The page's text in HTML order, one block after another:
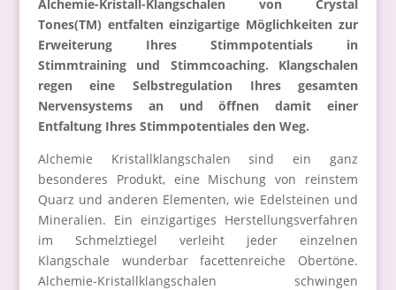
Alchemie-Kristall-Klangschalen von Crystal
Tones(TM) entfalten einzigartige Möglichkeiten zur
Erweiterung Ihres Stimmpotentials in
Stimmtraining und Stimmcoaching. Klangschalen
regen eine Selbstregulation Ihres gesamten
Nervensystems an und öffnen damit einer
Entfaltung Ihres Stimmpotentiales den Weg.
Alchemie Kristallklangschalen sind ein ganz
besonderes Produkt, eine Mischung von reinstem
Quarz und anderen Elementen, wie Edelsteinen und
Mineralien. Ein einzigartiges Herstellungsverfahren
im Schmelztiegel verleiht jeder einzelnen
Klangschale wunderbar facettenreiche Obertöne.
Alchemie-Kristallklangschalen schwingen